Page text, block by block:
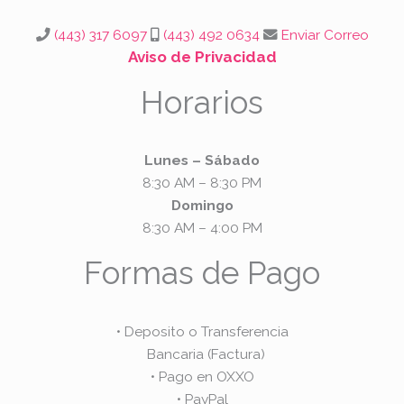
k
a
m
p
(443) 317 6097 (443) 492 0634 Enviar Correo
Aviso de Privacidad
Horarios
Lunes – Sábado
8:30 AM – 8:30 PM
Domingo
8:30 AM – 4:00 PM
Formas de Pago
• Deposito o Transferencia
Bancaria (Factura)
• Pago en OXXO
• PayPal